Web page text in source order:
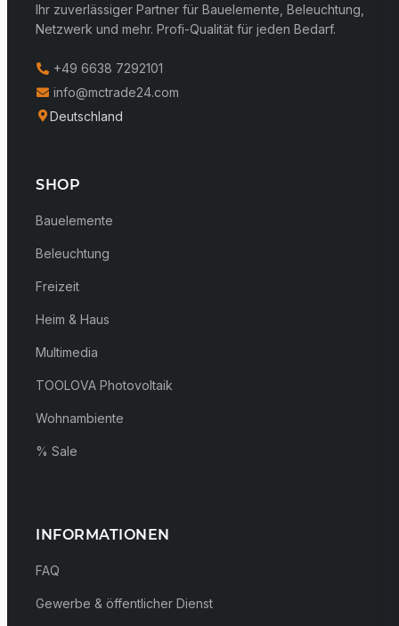
Ihr zuverlässiger Partner für Bauelemente, Beleuchtung,
Netzwerk und mehr. Profi-Qualität für jeden Bedarf.
+49 6638 7292101
info@mctrade24.com
Deutschland
SHOP
Bauelemente
Beleuchtung
Freizeit
Heim & Haus
Multimedia
TOOLOVA Photovoltaik
Wohnambiente
% Sale
INFORMATIONEN
FAQ
Gewerbe & öffentlicher Dienst